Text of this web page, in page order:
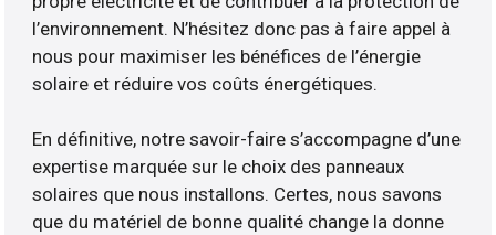
l’environnement. N’hésitez donc pas à faire appel à
nous pour maximiser les bénéfices de l’énergie
solaire et réduire vos coûts énergétiques.
En définitive, notre savoir-faire s’accompagne d’une
expertise marquée sur le choix des panneaux
solaires que nous installons. Certes, nous savons
que du matériel de bonne qualité change la donne